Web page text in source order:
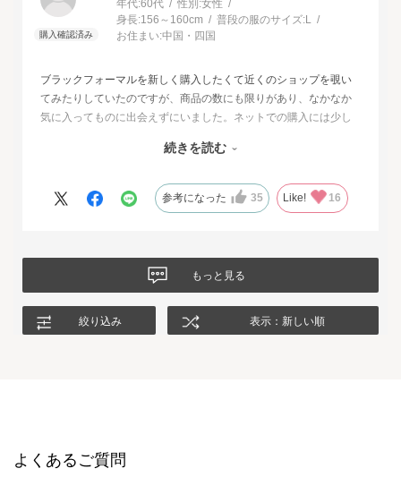
年代:60代 性別:女性
身長:156～160cm 普段の服のサイズ:L
お住まい:中国・四国
ブラックフォーマルを新しく購入したくて近くのショップを覗い
てみたりしていたのですが、商品の数にも限りがあり、なかなか
気に入ってものに出会えずにいました。ネットでの購入には少し
することが出来ました。最初に注文したものはイメージと違って
は、生地もデザインも大満足、これから長く自信をもって着用し
続きを読む
参考になった 35 Like! 16
もっと見る
絞り込み 表示：新しい順
よくあるご質問